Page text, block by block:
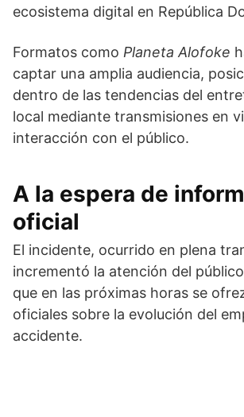
ecosistema digital en República
Formatos como Planeta Alofoke
captar una amplia audiencia,
dentro de las tendencias del
local mediante transmisiones en
interacción con el público.
A la espera de
oficial
El incidente, ocurrido en plena
incrementó la atención del
que en las próximas horas se
oficiales sobre la evolución del
accidente.